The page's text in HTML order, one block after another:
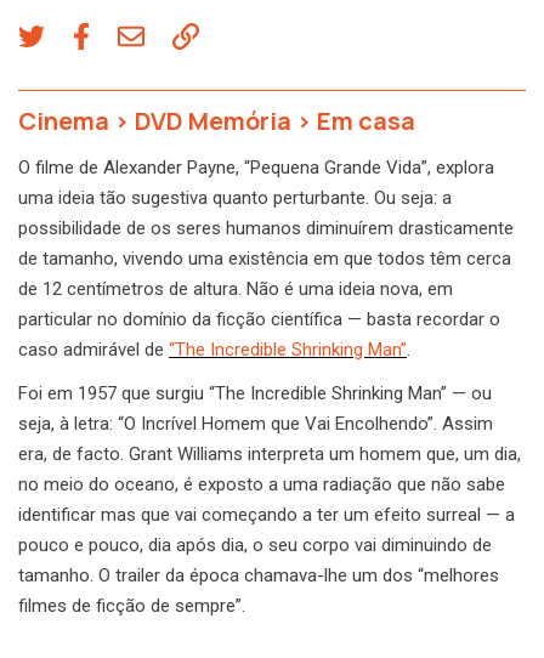
Cinema > DVD Memória > Em casa
O filme de Alexander Payne, “Pequena Grande Vida”, explora
uma ideia tão sugestiva quanto perturbante. Ou seja: a
possibilidade de os seres humanos diminuírem drasticamente
de tamanho, vivendo uma existência em que todos têm cerca
de 12 centímetros de altura. Não é uma ideia nova, em
particular no domínio da ficção científica — basta recordar o
caso admirável de “The Incredible Shrinking Man”.
Foi em 1957 que surgiu “The Incredible Shrinking Man” — ou
seja, à letra: “O Incrível Homem que Vai Encolhendo”. Assim
era, de facto. Grant Williams interpreta um homem que, um dia,
no meio do oceano, é exposto a uma radiação que não sabe
identificar mas que vai começando a ter um efeito surreal — a
pouco e pouco, dia após dia, o seu corpo vai diminuindo de
tamanho. O trailer da época chamava-lhe um dos “melhores
filmes de ficção de sempre”.